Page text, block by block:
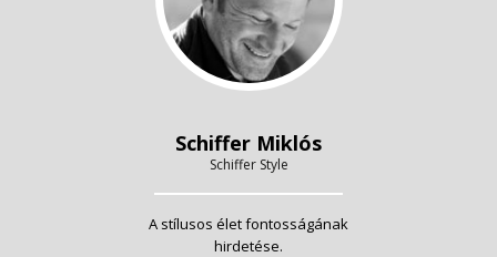
Schiffer Miklós
Schiffer Style
A stílusos élet fontosságának
hirdetése.